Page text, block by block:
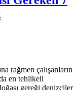
rağmen çalışanların
en tehlikeli
gereği denizciler